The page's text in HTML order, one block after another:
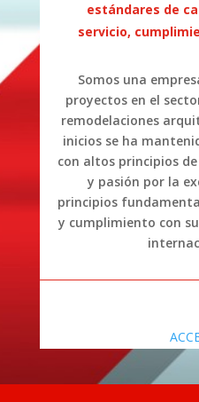
estándares de
servicio,
Somos una
proyectos en el
remodelaciones
inicios se ha
con altos principios
y pasión por la
principios
y cumplimiento con